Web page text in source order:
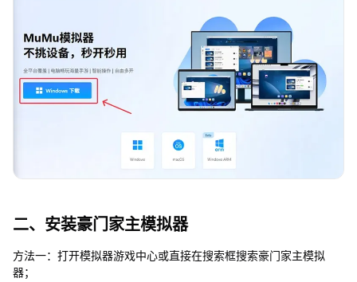
二、安装豪门家主模拟器
方法一：打开模拟器游戏中心或直接在搜索框搜索豪门家主模拟
器；